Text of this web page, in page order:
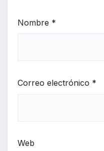
Nombre *
Correo electrónico *
Web